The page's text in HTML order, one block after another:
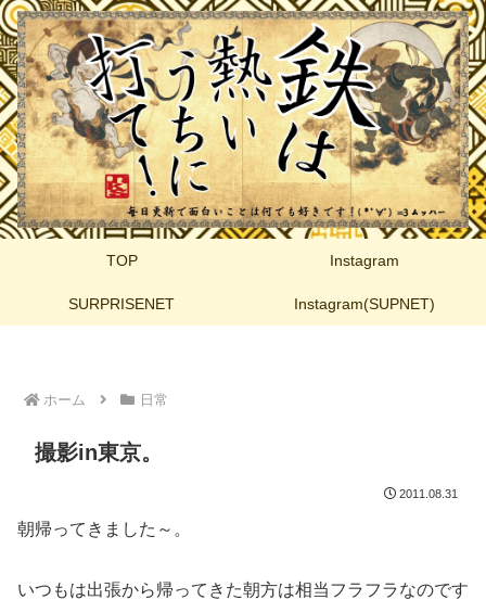
TOP Instagram
SURPRISENET Instagram(SUPNET)
ホーム 日常
撮影in東京。
2011.08.31
朝帰ってきました～。
いつもは出張から帰ってきた朝方は相当フラフラなのです